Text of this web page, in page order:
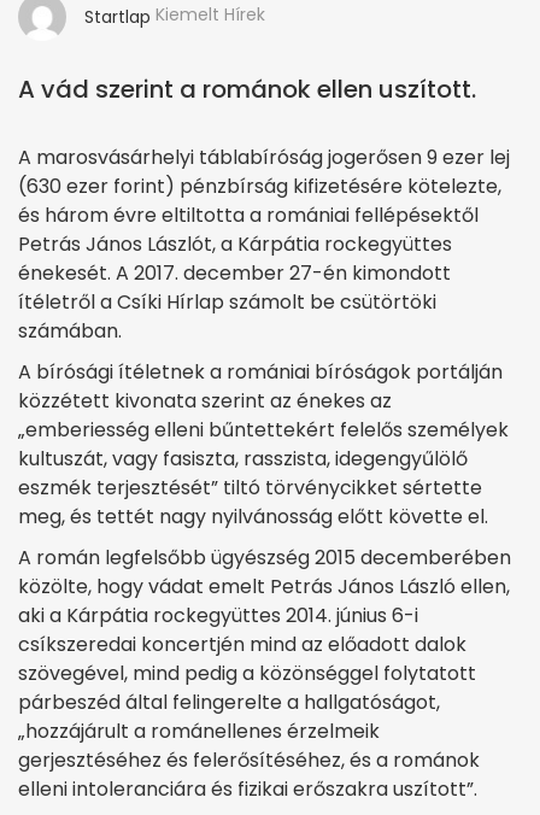
Startlap Kiemelt Hírek
A vád szerint a románok ellen uszított.
A marosvásárhelyi táblabíróság jogerősen 9 ezer lej
(630 ezer forint) pénzbírság kifizetésére kötelezte,
és három évre eltiltotta a romániai fellépésektől
Petrás János Lászlót, a Kárpátia rockegyüttes
énekesét. A 2017. december 27-én kimondott
ítéletről a Csíki Hírlap számolt be csütörtöki
számában.
A bírósági ítéletnek a romániai bíróságok portálján
közzétett kivonata szerint az énekes az
„emberiesség elleni bűntettekért felelős személyek
kultuszát, vagy fasiszta, rasszista, idegengyűlölő
eszmék terjesztését” tiltó törvénycikket sértette
meg, és tettét nagy nyilvánosság előtt követte el.
A román legfelsőbb ügyészség 2015 decemberében
közölte, hogy vádat emelt Petrás János László ellen,
aki a Kárpátia rockegyüttes 2014. június 6-i
csíkszeredai koncertjén mind az előadott dalok
szövegével, mind pedig a közönséggel folytatott
párbeszéd által felingerelte a hallgatóságot,
„hozzájárult a románellenes érzelmeik
gerjesztéséhez és felerősítéséhez, és a románok
elleni intoleranciára és fizikai erőszakra uszított”.